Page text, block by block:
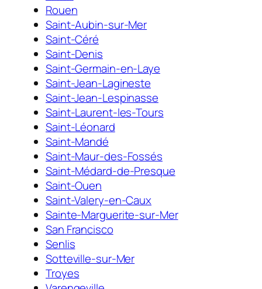
Rouen
Saint-Aubin-sur-Mer
Saint-Céré
Saint-Denis
Saint-Germain-en-Laye
Saint-Jean-Lagineste
Saint-Jean-Lespinasse
Saint-Laurent-les-Tours
Saint-Léonard
Saint-Mandé
Saint-Maur-des-Fossés
Saint-Médard-de-Presque
Saint-Ouen
Saint-Valery-en-Caux
Sainte-Marguerite-sur-Mer
San Francisco
Senlis
Sotteville-sur-Mer
Troyes